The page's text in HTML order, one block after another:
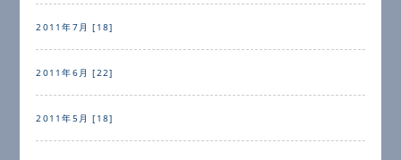
2011年7月 [18]
2011年6月 [22]
2011年5月 [18]